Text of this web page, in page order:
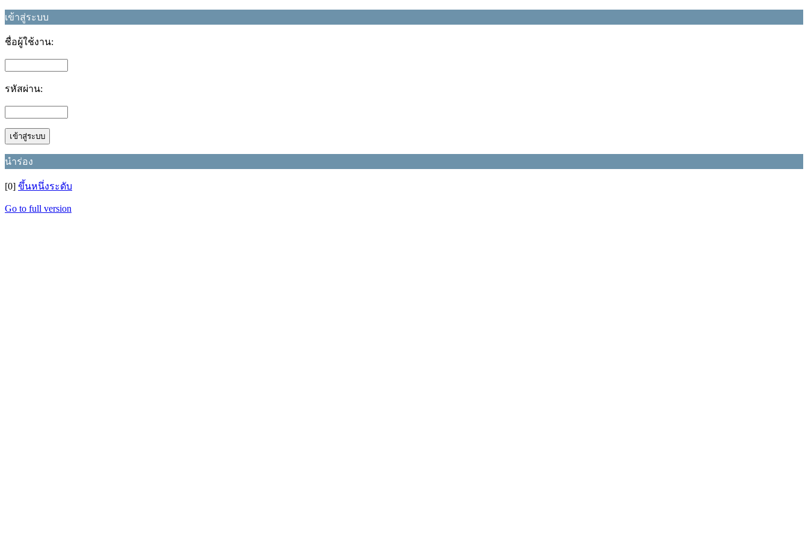
เข้าสู่ระบบ
ชื่อผู้ใช้งาน:
รหัสผ่าน:
นำร่อง
[0] ขึ้นหนึ่งระดับ
Go to full version